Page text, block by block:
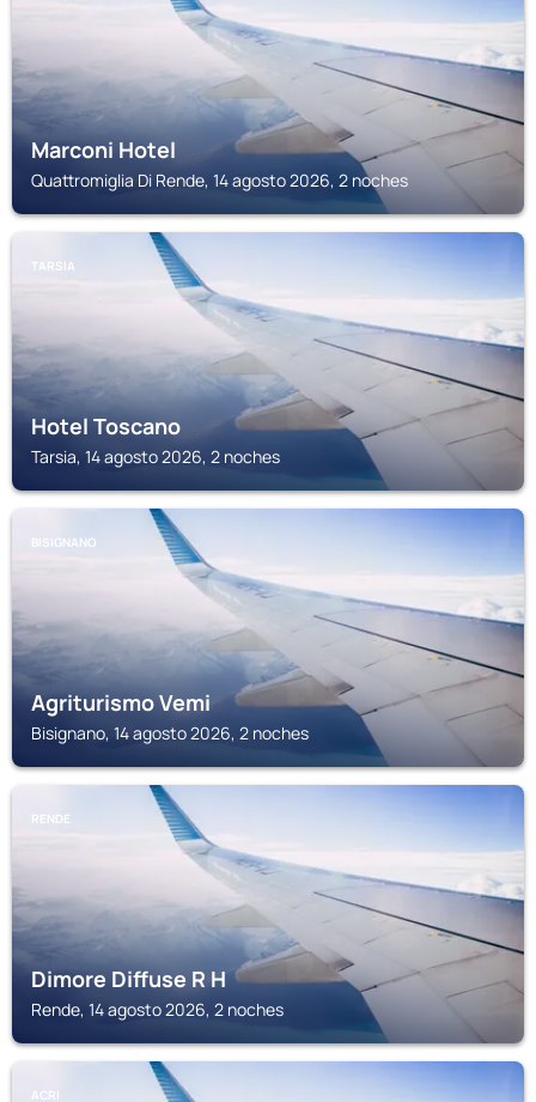
Marconi Hotel
Quattromiglia Di Rende, 14 agosto 2026, 2 noches
TARSIA
Hotel Toscano
Tarsia, 14 agosto 2026, 2 noches
BISIGNANO
Agriturismo Vemi
Bisignano, 14 agosto 2026, 2 noches
RENDE
Dimore Diffuse R H
Rende, 14 agosto 2026, 2 noches
ACRI